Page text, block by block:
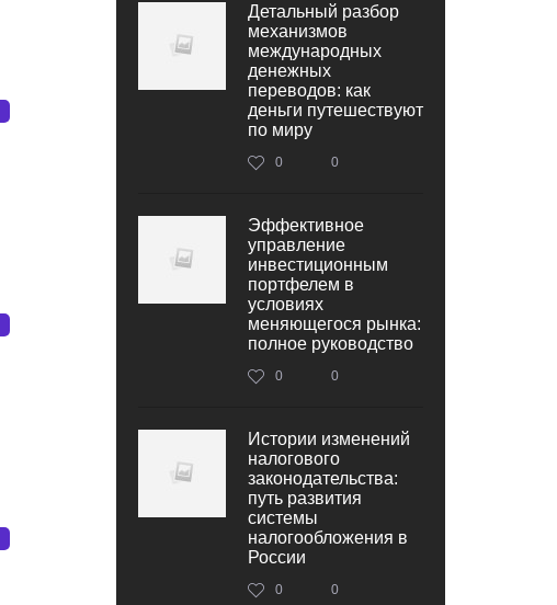
Детальный разбор
механизмов
международных
денежных
переводов: как
деньги путешествуют
по миру
0 0
Эффективное
управление
инвестиционным
портфелем в
условиях
меняющегося рынка:
полное руководство
0 0
Истории изменений
налогового
законодательства:
путь развития
системы
налогообложения в
России
0 0